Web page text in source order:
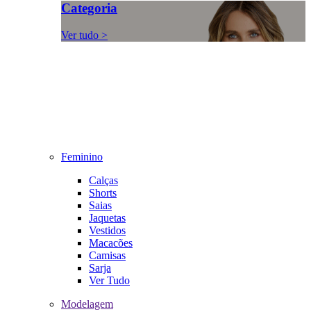
Categoria
Ver tudo >
Feminino
Calças
Shorts
Saias
Jaquetas
Vestidos
Macacões
Camisas
Sarja
Ver Tudo
Modelagem